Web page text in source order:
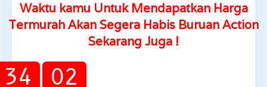
Waktu kamu Untuk Mendapatkan Harga
Termurah Akan Segera Habis Buruan Action
Sekarang Juga !
34 01